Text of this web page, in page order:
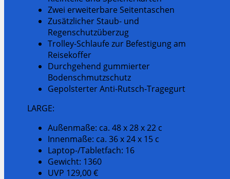
Zwei erweiterbare Seitentaschen
Zusätzlicher Staub- und
Regenschutzüberzug
Trolley-Schlaufe zur Befestigung am
Reisekoffer
Durchgehend gummierter
Bodenschmutzschutz
Gepolsterter Anti-Rutsch-Tragegurt
LARGE:
Außenmaße: ca. 48 x 28 x 22 c
Innenmaße: ca. 36 x 24 x 15 c
Laptop-/Tabletfach: 16
Gewicht: 1360
UVP 129,00 €